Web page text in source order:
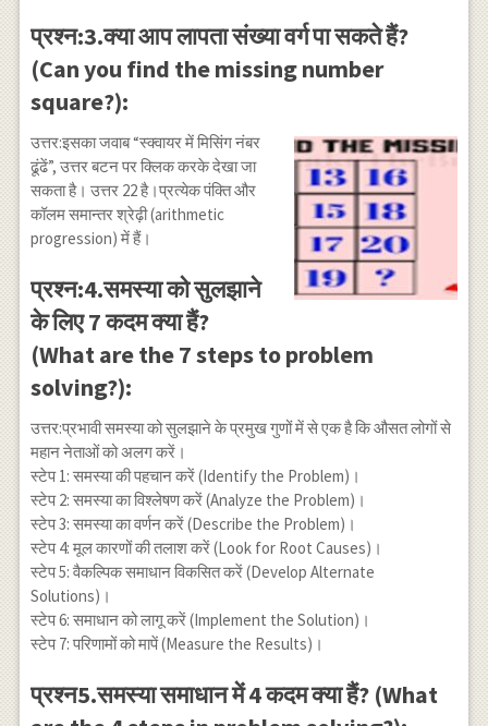
प्रश्न:3.क्या आप लापता संख्या वर्ग पा सकते हैं?
(Can you find the missing number
square?):
उत्तर:इसका जवाब “स्क्वायर में मिसिंग नंबर
ढूंढें”, उत्तर बटन पर क्लिक करके देखा जा
सकता है। उत्तर 22 है।प्रत्येक पंक्ति और
कॉलम समान्तर श्रेढ़ी (arithmetic
progression) में हैं।
प्रश्न:4.समस्या को सुलझाने
के लिए 7 कदम क्या हैं?
(What are the 7 steps to problem
solving?):
उत्तर:प्रभावी समस्या को सुलझाने के प्रमुख गुणों में से एक है कि औसत लोगों से
महान नेताओं को अलग करें।
स्टेप 1: समस्या की पहचान करें (Identify the Problem)।
स्टेप 2: समस्या का विश्लेषण करें (Analyze the Problem)।
स्टेप 3: समस्या का वर्णन करें (Describe the Problem)।
स्टेप 4: मूल कारणों की तलाश करें (Look for Root Causes)।
स्टेप 5: वैकल्पिक समाधान विकसित करें (Develop Alternate
Solutions)।
स्टेप 6: समाधान को लागू करें (Implement the Solution)।
स्टेप 7: परिणामों को मापें (Measure the Results)।
प्रश्न5.समस्या समाधान में 4 कदम क्या हैं? (What